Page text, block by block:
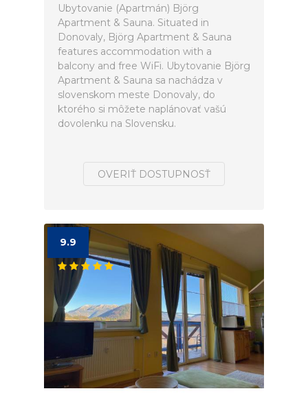
Ubytovanie (Apartmán) Björg
Apartment & Sauna. Situated in
Donovaly, Björg Apartment & Sauna
features accommodation with a
balcony and free WiFi. Ubytovanie Björg
Apartment & Sauna sa nachádza v
slovenskom meste Donovaly, do
ktorého si môžete naplánovať vašú
dovolenku na Slovensku.
OVERIŤ DOSTUPNOSŤ
9.9